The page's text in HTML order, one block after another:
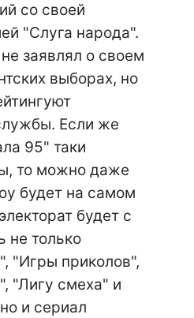
со своей
"Слуга народа".
заявлял о своем
выборах, но
Если же
95" таки
то можно даже
будет на самом
будет с
не только
"Игры приколов",
"Лигу смеха" и
и сериал